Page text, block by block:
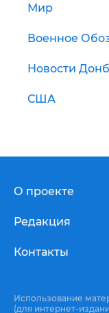
Мир
Военное
Новости
США
О проекте
Редакция
Контакты
Использование
(для интернет-